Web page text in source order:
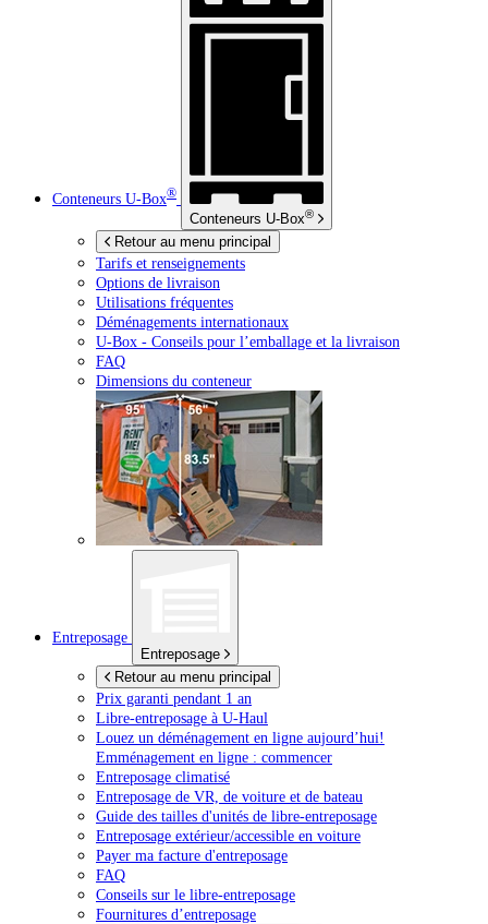
Conteneurs U-Box®
Conteneurs U-Box®
Retour au menu principal
Tarifs et renseignements
Options de livraison
Utilisations fréquentes
Déménagements internationaux
U-Box - Conseils pour l’emballage et la livraison
FAQ
Dimensions du conteneur
Entreposage
Entreposage
Retour au menu principal
Prix garanti pendant 1 an
Libre-entreposage à U-Haul
Louez un déménagement en ligne aujourd’hui!
Emménagement en ligne : commencer
Entreposage climatisé
Entreposage de VR, de voiture et de bateau
Guide des tailles d'unités de libre-entreposage
Entreposage extérieur/accessible en voiture
Payer ma facture d'entreposage
FAQ
Conseils sur le libre-entreposage
Fournitures d’entreposage